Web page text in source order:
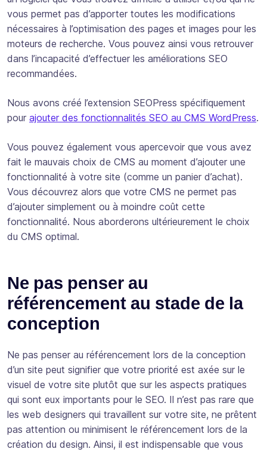
vous permet pas d’apporter toutes les modifications
nécessaires à l’optimisation des pages et images pour les
moteurs de recherche. Vous pouvez ainsi vous retrouver
dans l’incapacité d’effectuer les améliorations SEO
recommandées.
Nous avons créé l’extension SEOPress spécifiquement
pour ajouter des fonctionnalités SEO au CMS WordPress.
Vous pouvez également vous apercevoir que vous avez
fait le mauvais choix de CMS au moment d’ajouter une
fonctionnalité à votre site (comme un panier d’achat).
Vous découvrez alors que votre CMS ne permet pas
d’ajouter simplement ou à moindre coût cette
fonctionnalité. Nous aborderons ultérieurement le choix
du CMS optimal.
Ne pas penser au
référencement au stade de la
conception
Ne pas penser au référencement lors de la conception
d’un site peut signifier que votre priorité est axée sur le
visuel de votre site plutôt que sur les aspects pratiques
qui sont eux importants pour le SEO. Il n’est pas rare que
les web designers qui travaillent sur votre site, ne prêtent
pas attention ou minimisent le référencement lors de la
création du design. Ainsi, il est indispensable que vous